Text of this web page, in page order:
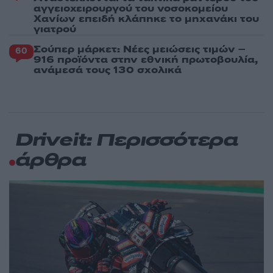
αγγειοχειρουργού του νοσοκομείου
Χανίων επειδή κλάπηκε το μηχανάκι του
γιατρού
60 Σούπερ μάρκετ: Νέες μειώσεις τιμών –
916 προϊόντα στην εθνική πρωτοβουλία,
ανάμεσά τους 130 σχολικά
Driveit: Περισσότερα
άρθρα